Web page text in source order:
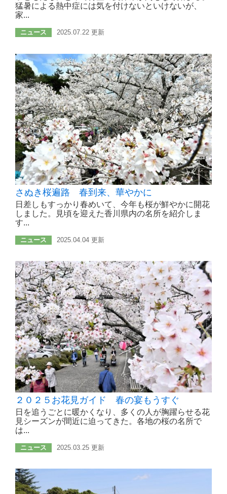
猛暑による熱中症には気を付けないといけないが、
家...
ニュース 2025.07.22 更新
さぬき桜遍路 春到来、華やかに
日差しもすっかり春めいて、今年も桜が鮮やかに開花
しました。見頃を迎えた香川県内の名所を紹介しま
す...
ニュース 2025.04.04 更新
２０２５お花見ガイド 春の宴もうすぐ
日を追うごとに暖かくなり、多くの人が胸躍らせる花
見シーズンが間近に迫ってきた。各地の桜の名所で
は...
ニュース 2025.03.25 更新